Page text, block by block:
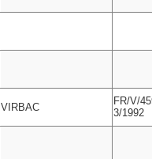
VIRBAC
FR/V/
3/1992